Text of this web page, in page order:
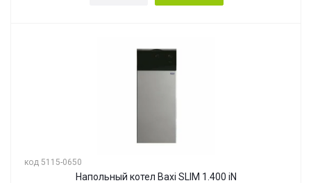
код 5115-0650
Напольный котел Baxi SLIM 1.400 iN